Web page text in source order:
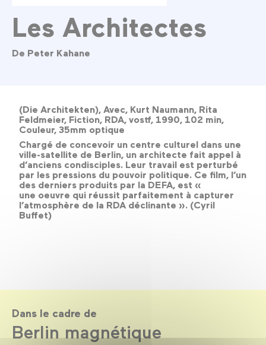
Les Architectes
De Peter Kahane
(Die Architekten), Avec, Kurt Naumann, Rita
Feldmeier, Fiction, RDA, vostf, 1990, 102 min,
Couleur, 35mm optique
Chargé de concevoir un centre culturel dans une
ville-satellite de Berlin, un architecte fait appel à
d’anciens condisciples. Leur travail est perturbé
par les pressions du pouvoir politique. Ce film, l’un
des derniers produits par la DEFA, est «
une oeuvre qui réussit parfaitement à capturer
l’atmosphère de la RDA déclinante ». (Cyril
Buffet)
Dans le cadre de
Berlin magnétique